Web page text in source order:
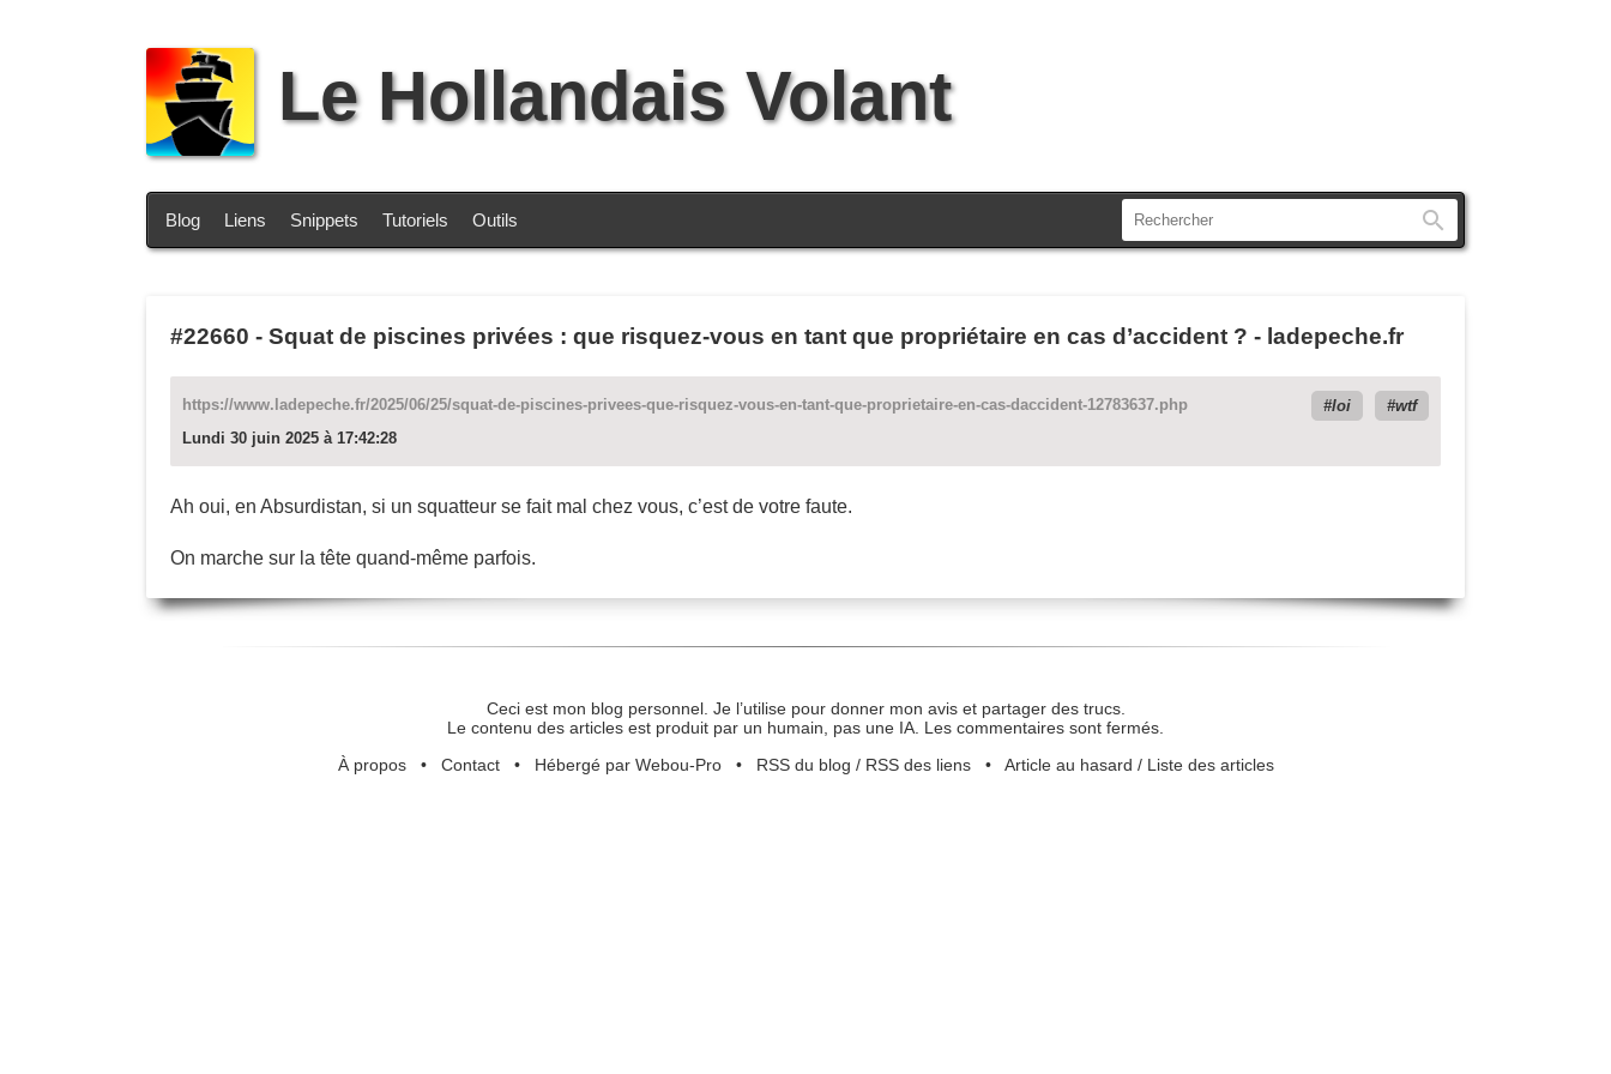
Le Hollandais Volant
Blog Liens Snippets Tutoriels Outils
#22660 - Squat de piscines privées : que risquez-vous en tant que propriétaire en cas d’accident ? - ladepeche.fr
https://www.ladepeche.fr/2025/06/25/squat-de-piscines-privees-que-risquez-vous-en-tant-que-proprietaire-en-cas-daccident-12783637.php loi
wtf
Lundi 30 juin 2025 à 17:42:28
Ah oui, en Absurdistan, si un squatteur se fait mal chez vous, c’est de votre faute.
On marche sur la tête quand-même parfois.
Ceci est mon blog personnel. Je l’utilise pour donner mon avis et partager des trucs.
Le contenu des articles est produit par un humain, pas une IA. Les commentaires sont fermés.
À propos• Contact• Hébergé par Webou-Pro• RSS du blog / RSS des liens• Article au hasard / Liste des articles